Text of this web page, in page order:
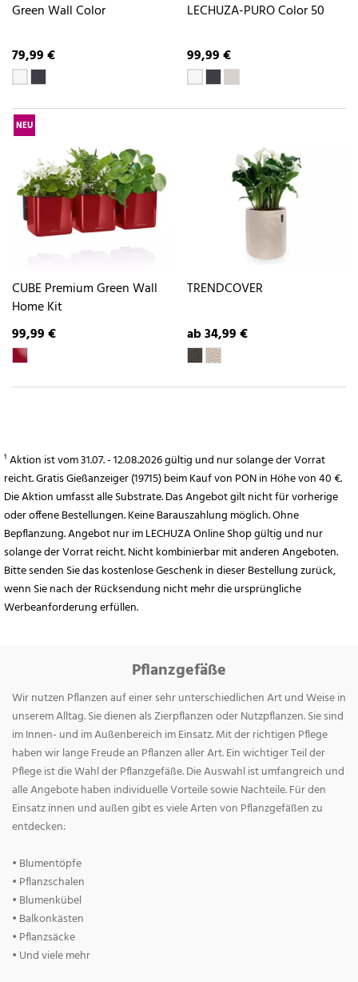
Green Wall Color
79,99 €
LECHUZA-PURO Color 50
99,99 €
NEU
CUBE Premium Green Wall
Home Kit
99,99 €
TRENDCOVER
ab 34,99 €
¹ Aktion ist vom 31.07. - 12.08.2026 gültig und nur solange der Vorrat
reicht. Gratis Gießanzeiger (19715) beim Kauf von PON in Höhe von 40 €.
Die Aktion umfasst alle Substrate. Das Angebot gilt nicht für vorherige
oder offene Bestellungen. Keine Barauszahlung möglich. Ohne
Bepflanzung. Angebot nur im LECHUZA Online Shop gültig und nur
solange der Vorrat reicht. Nicht kombinierbar mit anderen Angeboten.
Bitte senden Sie das kostenlose Geschenk in dieser Bestellung zurück,
wenn Sie nach der Rücksendung nicht mehr die ursprüngliche
Werbeanforderung erfüllen.
Pflanzgefäße
Wir nutzen Pflanzen auf einer sehr unterschiedlichen Art und Weise in
unserem Alltag. Sie dienen als Zierpflanzen oder Nutzpflanzen. Sie sind
im Innen- und im Außenbereich im Einsatz. Mit der richtigen Pflege
haben wir lange Freude an Pflanzen aller Art. Ein wichtiger Teil der
Pflege ist die Wahl der Pflanzgefäße. Die Auswahl ist umfangreich und
alle Angebote haben individuelle Vorteile sowie Nachteile. Für den
Einsatz innen und außen gibt es viele Arten von Pflanzgefäßen zu
entdecken:
• Blumentöpfe
• Pflanzschalen
• Blumenkübel
• Balkonkästen
• Pflanzsäcke
• Und viele mehr